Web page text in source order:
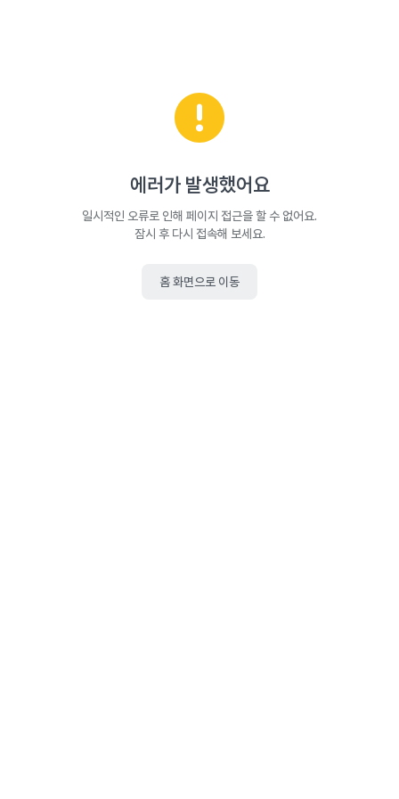
에러가 발생했어요
일시적인 오류로 인해 페이지 접근을 할 수 없어요.
잠시 후 다시 접속해 보세요.
홈 화면으로 이동